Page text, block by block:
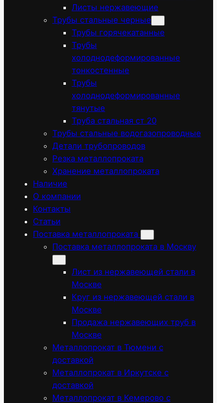
Листы нержавеющие
Трубы стальные черные
Трубы горячекатанные
Трубы
холоднодеформированные
тонкостенные
Трубы
холоднодеформированные
тянутые
Труба стальная ст 20
Трубы стальные водогазопроводные
Детали трубопроводов
Резка металлопроката
Хранение металлопроката
Наличие
О компании
Контакты
Статьи
Поставка металлопроката
Поставка металлопроката в Москву
Лист из нержавеющей стали в
Москве
Круг из нержавеющей стали в
Москве
Продажа нержавеющих труб в
Москве
Металлопрокат в Тюмени с
доставкой
Металлопрокат в Иркутске с
доставкой
Металлопрокат в Кемерово с